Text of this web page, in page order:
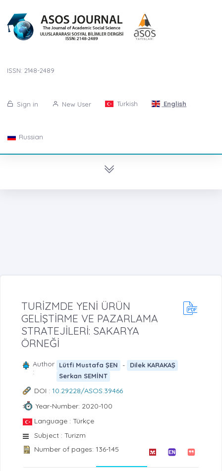
ISSN: 2148-2489
Sign in New User Turkish English
Russian
TURİZMDE YENİ ÜRÜN
GELİŞTİRME VE PAZARLAMA
STRATEJİLERİ: SAKARYA
ÖRNEĞİ
Author
:
Lütfi Mustafa ŞEN -
Dilek KARAKAŞ
Serkan SEMİNT
DOI : 10.29228/ASOS.39466
Year-Number: 2020-100
Language : Türkçe
Subject : Turizm
Number of pages: 136-145